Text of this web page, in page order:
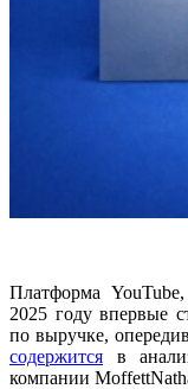
Платформа
2025 году впервые
по выручке,
содержится в
компании